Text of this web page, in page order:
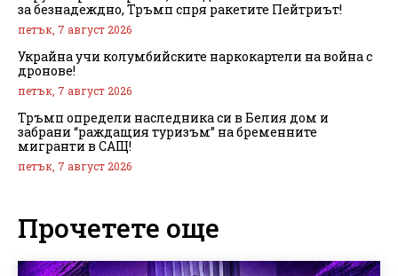
за безнадеждно, Тръмп спря ракетите Пейтриът!
петък, 7 август 2026
Украйна учи колумбийските наркокартели на война с
дронове!
петък, 7 август 2026
Тръмп определи наследника си в Белия дом и
забрани “раждащия туризъм” на бременните
мигранти в САЩ!
петък, 7 август 2026
Прочетете още